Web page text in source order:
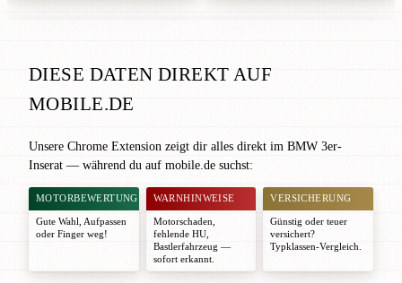
DIESE DATEN DIREKT AUF
MOBILE.DE
Unsere Chrome Extension zeigt dir alles direkt im BMW 3er-
Inserat — während du auf mobile.de suchst:
MOTORBEWERTUNG
Gute Wahl
Aufpassen
oder Finger weg!
WARNHINWEISE
Motorschaden,
fehlende HU,
Bastlerfahrzeug —
sofort erkannt.
VERSICHERUNG
Günstig oder teuer
versichert?
Typklassen-Vergleich.